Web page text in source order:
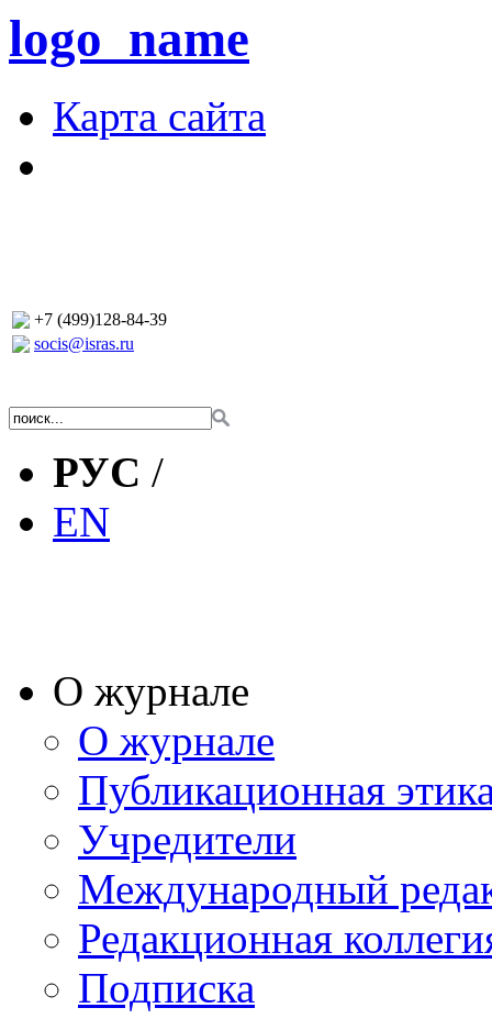
logo_name
Карта сайта
+7 (499)128-84-39
socis@isras.ru
РУС /
EN
О журнале
О журнале
Публикационная
Учредители
Международный
Редакционная
Подписка